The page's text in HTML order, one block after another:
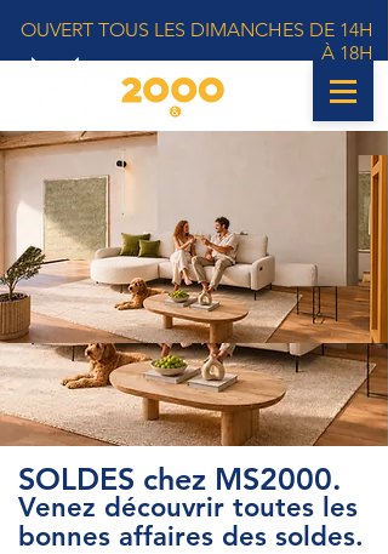
OUVERT TOUS LES DIMANCHES DE 14H
À 18H
SOLDES chez MS2000.
Venez découvrir toutes les
bonnes affaires des soldes.